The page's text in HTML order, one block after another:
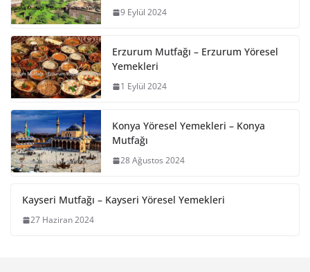
9 Eylül 2024
Erzurum Mutfağı – Erzurum Yöresel
Yemekleri
1 Eylül 2024
Konya Yöresel Yemekleri – Konya
Mutfağı
28 Ağustos 2024
Kayseri Mutfağı – Kayseri Yöresel Yemekleri
27 Haziran 2024